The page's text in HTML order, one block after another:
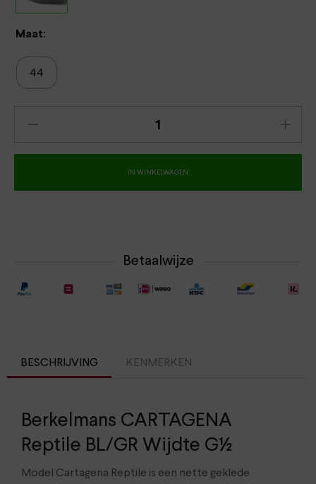
Maat:
44
IN WINKELWAGEN
Betaalwijze
BESCHRIJVING KENMERKEN
Berkelmans CARTAGENA
Reptile BL/GR Wijdte G½
Model Cartagena Reptile is een nette geklede